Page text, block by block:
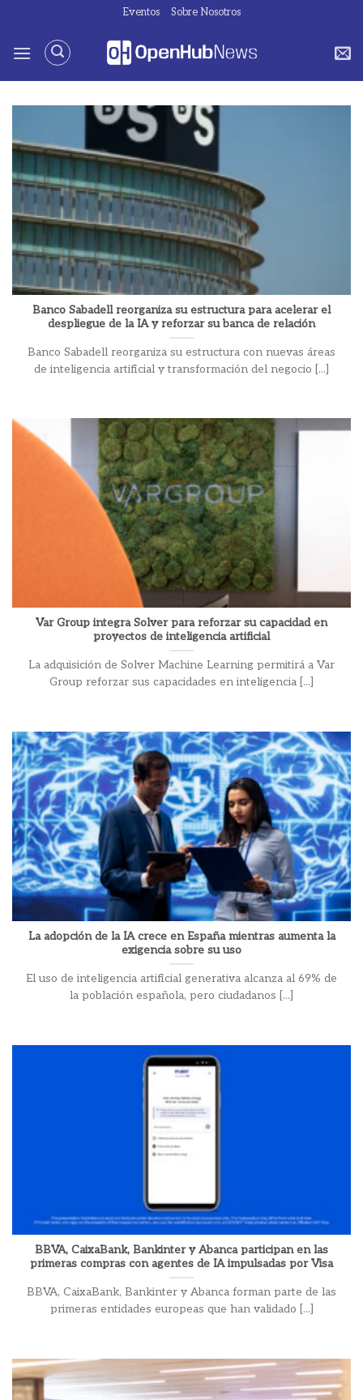
contenido
Eventos Sobre Nosotros
Banco Sabadell reorganiza su estructura para acelerar el
despliegue de la IA y reforzar su banca de relación
Banco Sabadell reorganiza su estructura con nuevas áreas
de inteligencia artificial y transformación del negocio [...]
Var Group integra Solver para reforzar su capacidad en
proyectos de inteligencia artificial
La adquisición de Solver Machine Learning permitirá a Var
Group reforzar sus capacidades en inteligencia [...]
La adopción de la IA crece en España mientras aumenta la
exigencia sobre su uso
El uso de inteligencia artificial generativa alcanza al 69% de
la población española, pero ciudadanos [...]
BBVA, CaixaBank, Bankinter y Abanca participan en las
primeras compras con agentes de IA impulsadas por Visa
BBVA, CaixaBank, Bankinter y Abanca forman parte de las
primeras entidades europeas que han validado [...]